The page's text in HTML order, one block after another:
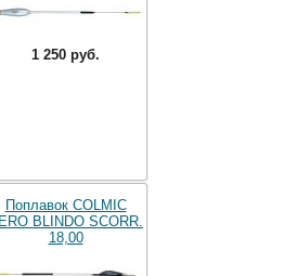
1 250 руб.
Поплавок COLMIC
BLINDO SCORR.
18,00